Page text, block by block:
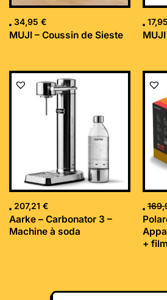
34,95 €
MUJI – Coussin de Sieste
17,95
207,21 €
Aarke – Carbonator 3 –
Machine à soda
+